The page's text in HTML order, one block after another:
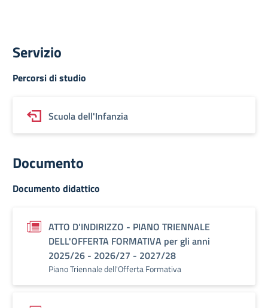
Servizio
Percorsi di studio
Scuola dell'Infanzia
Documento
Documento didattico
ATTO D'INDIRIZZO - PIANO TRIENNALE
DELL'OFFERTA FORMATIVA per gli anni
2025/26 - 2026/27 - 2027/28
Piano Triennale dell'Offerta Formativa